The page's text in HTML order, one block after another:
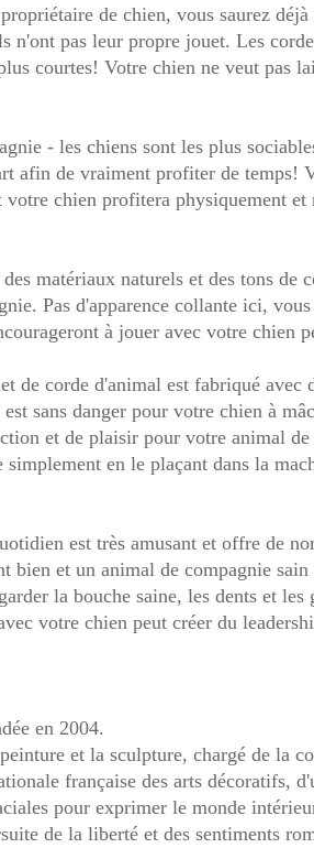
de chien, vous saurez
n'ont pas leur propre jouet. Les
courtes! Votre chien ne veut pas
- les chiens sont les plus
afin de vraiment profiter de temps!
chien profitera physiquement
matériaux naturels et des tons de
Pas d'apparence collante ici,
à jouer avec votre chien
de corde d'animal est fabriqué avec
sans danger pour votre chien à
et de plaisir pour votre animal
en le plaçant dans la
est très amusant et offre de
bien et un animal de compagnie
la bouche saine, les dents et les
votre chien peut créer du
en 2004.
et la sculpture, chargé de la
française des arts décoratifs,
pour exprimer le monde
de la liberté et des sentiments